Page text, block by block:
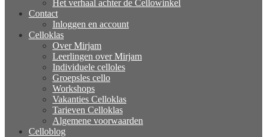
Het verhaal achter de Cellowinkel
Contact
Inloggen en account
Celloklas
Over Mirjam
Leerlingen over Mirjam
Individuele celloles
Groepsles cello
Workshops
Vakanties Celloklas
Tarieven Celloklas
Algemene voorwaarden
Celloblog